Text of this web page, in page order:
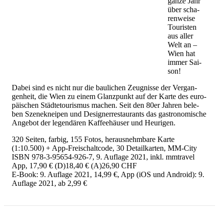
über scha­
ren­wei­se
Tou­ris­ten
aus aller
Welt an –
Wien hat
immer Sai­
son!
Dabei sind es nicht nur die bau­li­chen Zeug­nis­se der Ver­gan­
gen­heit, die Wien zu einem Glanz­punkt auf der Karte des eu­ro­
päi­schen Städ­te­tou­ris­mus ma­chen. Seit den 80er Jah­ren be­le­
ben Sze­ne­knei­pen und De­si­gner­re­stau­rants das gas­tro­no­mi­sche
An­ge­bot der le­gen­dä­ren Kaf­fee­häu­ser und Heu­ri­gen.
320 Seiten, farbig, 155 Fotos, herausnehmbare Karte
(1:10.500) + App-Freischaltcode, 30 Detailkarten, MM-City
ISBN 978-3-95654-926-7, 9. Auflage 2021, inkl. mmtravel
App, 17,90 € (D)18,40 € (A)26,90 CHF
E-Book: 9. Auflage 2021, 14,99 €, App (iOS und Android): 9.
Auflage 2021, ab 2,99 €